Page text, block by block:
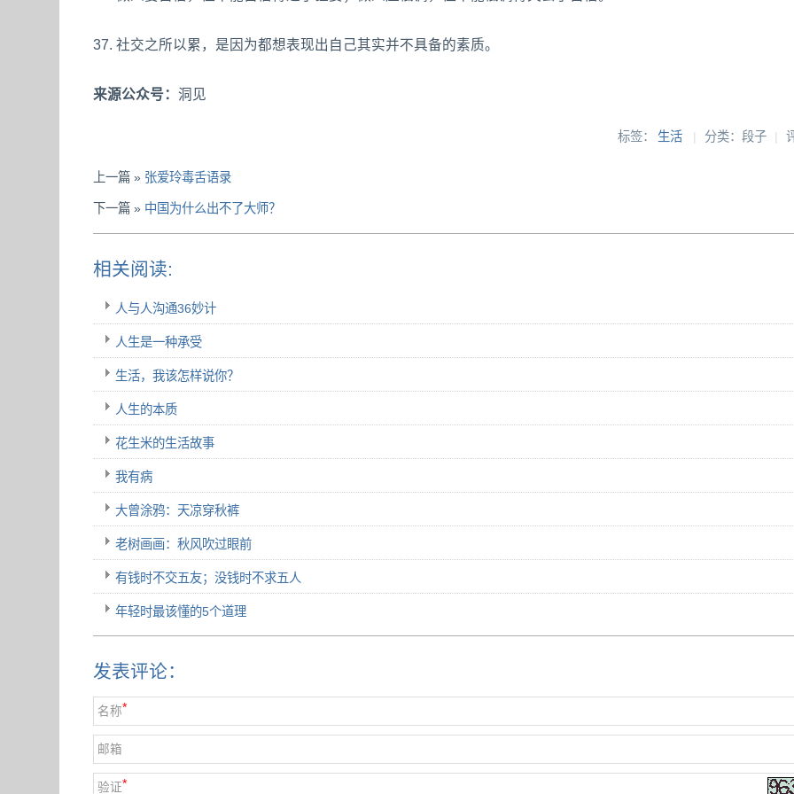
37. 社交之所以累，是因为都想表现出自己其实并不具备的素质。
来源公众号：洞见
标签： 生活 | 分类：段子|
上一篇 » 张爱玲毒舌语录
下一篇 » 中国为什么出不了大师？
相关阅读:
人与人沟通36妙计
人生是一种承受
生活，我该怎样说你？
人生的本质
花生米的生活故事
我有病
大曾涂鸦：天凉穿秋裤
老树画画：秋风吹过眼前
有钱时不交五友；没钱时不求五人
年轻时最该懂的5个道理
发表评论：
名称*
邮箱
验证*